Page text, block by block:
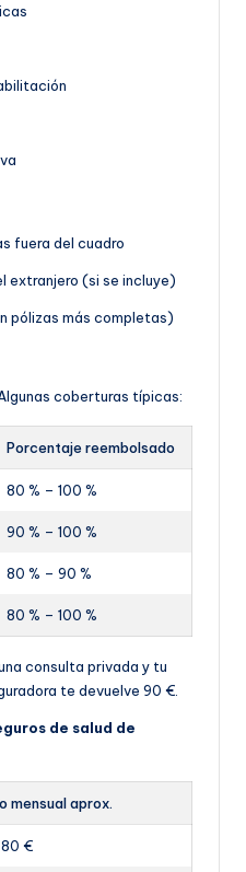
fuera del cuadro
extranjero (si se incluye)
pólizas más completas)
coberturas típicas:
Porcentaje reembolsado
80 % – 100 %
90 % – 100 %
80 % – 90 %
80 % – 100 %
consulta privada y tu
te devuelve 90 €.
de salud de
mensual aprox.
€